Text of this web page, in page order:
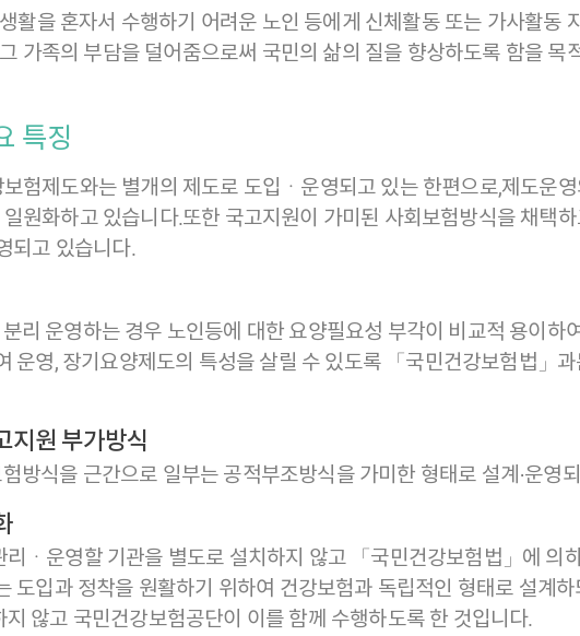
활을 혼자서 수행하기 어려운 노인 등에게 신체활동 또는 가사활동
가족의 부담을 덜어줌으로써 국민의 삶의 질을 향상하도록 함을 목
특징
험제도와는 별개의 제도로 도입ㆍ운영되고 있는 한편으로,제도운
원화하고 있습니다.또한 국고지원이 가미된 사회보험방식을 채택
되고 있습니다.
리 운영하는 경우 노인등에 대한 요양필요성 부각이 비교적 용이하
운영, 장기요양제도의 특성을 살릴 수 있도록 「국민건강보험법」
지원 부가방식
방식을 근간으로 일부는 공적부조방식을 가미한 형태로 설계·운영
ㆍ운영할 기관을 별도로 설치하지 않고 「국민건강보험법」에 의
도입과 정착을 원활하기 위하여 건강보험과 독립적인 형태로 설계
않고 국민건강보험공단이 이를 함께 수행하도록 한 것입니다.